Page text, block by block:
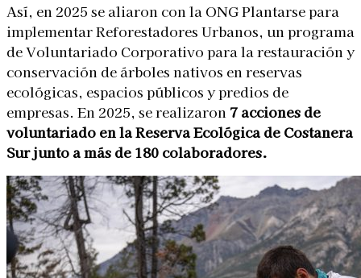
Así, en 2025 se aliaron con la ONG Plantarse para
implementar Reforestadores Urbanos, un programa
de Voluntariado Corporativo para la restauración y
conservación de árboles nativos en reservas
ecológicas, espacios públicos y predios de
empresas. En 2025, se realizaron 7 acciones de
voluntariado en la Reserva Ecológica de Costanera
Sur junto a más de 180 colaboradores.